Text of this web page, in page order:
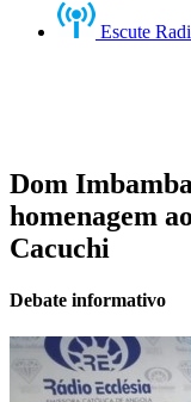
Escute
Dom
homenagem
Cacuchi
Debate informativo